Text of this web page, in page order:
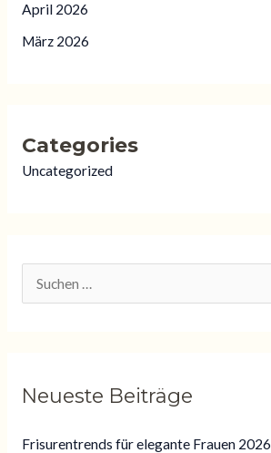
April 2026
März 2026
Categories
Uncategorized
eNeueste Beiträge
Frisurentrends für elegante Frauen 2026